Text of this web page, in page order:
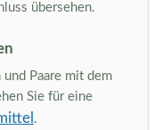
übersehen.
und Paare mit dem
Sie für eine
.